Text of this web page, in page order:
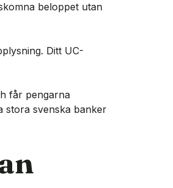
beloppet utan
Ditt UC-
får pengarna
stora svenska banker